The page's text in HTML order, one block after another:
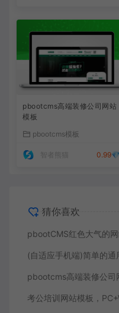
pbootcms高端装修公司网站
模板
pbootcms模板
智者熊猫 0.99💎
猜你喜欢
pbootcms高端装修公司